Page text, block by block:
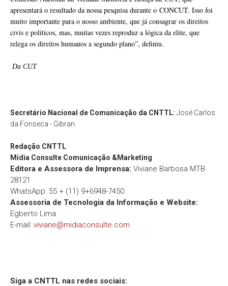
apresentará o resultado da nossa pesquisa durante o CONCUT. Isso foi
muito importante para o nosso ambiente, que já consagrar os direitos
civis e políticos, mas, muitas vezes reproduz a lógica da elite, que
relega os direitos humanos a segundo plano”, definiu.
Da CUT
Secretário Nacional de Comunicação da CNTTL: José Carlos
da Fonseca - Gibran
Redação CNTTL
Mídia Consulte Comunicação &Marketing
Editora e Assessora de Imprensa: Viviane Barbosa MTB
28121
WhatsApp: 55 + (11) 9+6948-7450
Assessoria de Tecnologia da Informação e Website:
Egberto Lima
E-mail: viviane@midiaconsulte.com
Siga a CNTTL nas redes sociais: